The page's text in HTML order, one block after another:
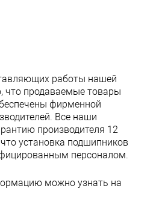
работы нашей
что продаваемые товары
фирменной
Все наши
производителя 12
установка подшипников
персоналом.
можно узнать на